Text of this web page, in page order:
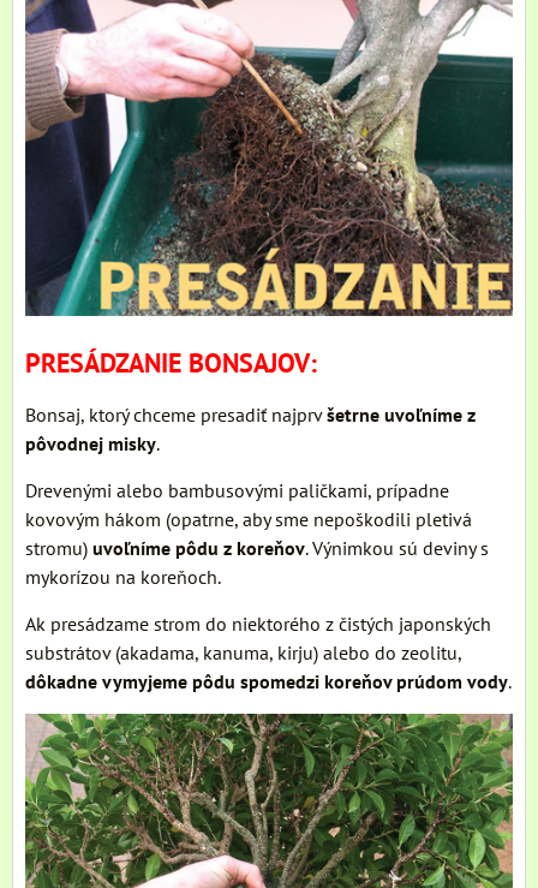
PRESÁDZANIE BONSAJOV:
Bonsaj, ktorý chceme presadiť najprvšetrne uvoľníme z
pôvodnej misky.
Drevenými alebo bambusovými paličkami, prípadne
kovovým hákom (opatrne, aby sme nepoškodili pletivá
stromu) uvoľníme pôdu z koreňov. Výnimkou sú deviny s
mykorízou na koreňoch.
Ak presádzame strom do niektorého z čistých japonských
substrátov (akadama, kanuma, kirju) alebo do zeolitu,
dôkadne vymyjeme pôdu spomedzi koreňov prúdom vody.